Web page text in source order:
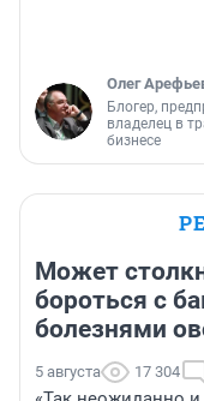
Олег
Блогер,
владелец в
бизнесе
Может
бороться с
болезнями
5 августа 17 304